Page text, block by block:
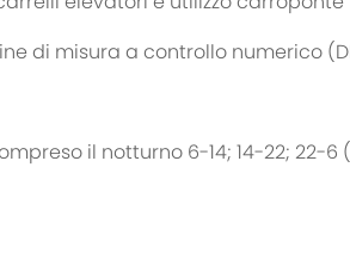
di misura a controllo numerico
il notturno 6-14; 14-22; 22-